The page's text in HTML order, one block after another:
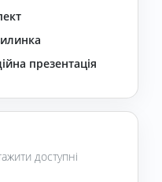
презентація
доступні